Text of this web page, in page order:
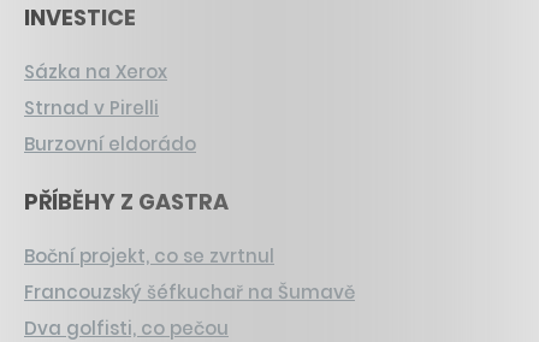
INVESTICE
Sázka na Xerox
Strnad v Pirelli
Burzovní eldorádo
PŘÍBĚHY Z GASTRA
Boční projekt, co se zvrtnul
Francouzský šéfkuchař na Šumavě
Dva golfisti, co pečou